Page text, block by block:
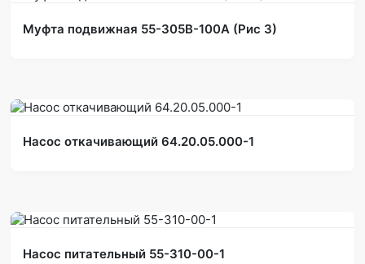
Муфта подвижная 55-305В-100А (Рис 3)
Насос откачивающий 64.20.05.000-1
Насос питательный 55-310-00-1